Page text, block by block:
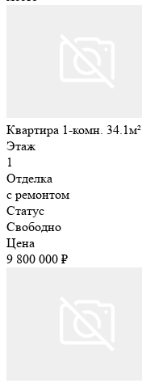
Квартира 1-комн. 34.1м²
Этаж
1
Отделка
с ремонтом
Статус
Свободно
Цена
9 800 000 ₽